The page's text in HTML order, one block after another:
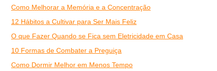
Como Melhorar a Memória e a Concentração
12 Hábitos a Cultivar para Ser Mais Feliz
O que Fazer Quando se Fica sem Eletricidade em Casa
10 Formas de Combater a Preguiça
Como Dormir Melhor em Menos Tempo